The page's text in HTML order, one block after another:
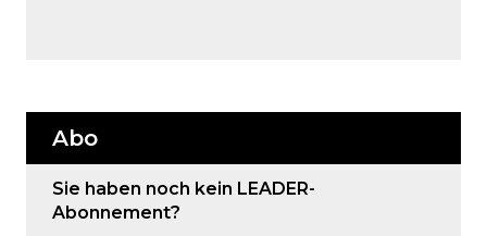
Abo
Sie haben noch kein LEADER-
Abonnement?